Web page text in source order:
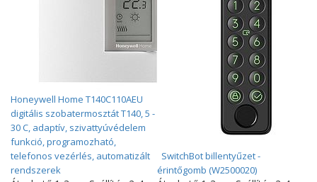
Honeywell Home T140C110AEU
digitális szobatermosztát T140, 5 -
30 C, adaptív, szivattyúvédelem
funkció, programozható,
telefonos vezérlés, automatizált
rendszerek
SwitchBot billentyűzet -
érintőgomb (W2500020)